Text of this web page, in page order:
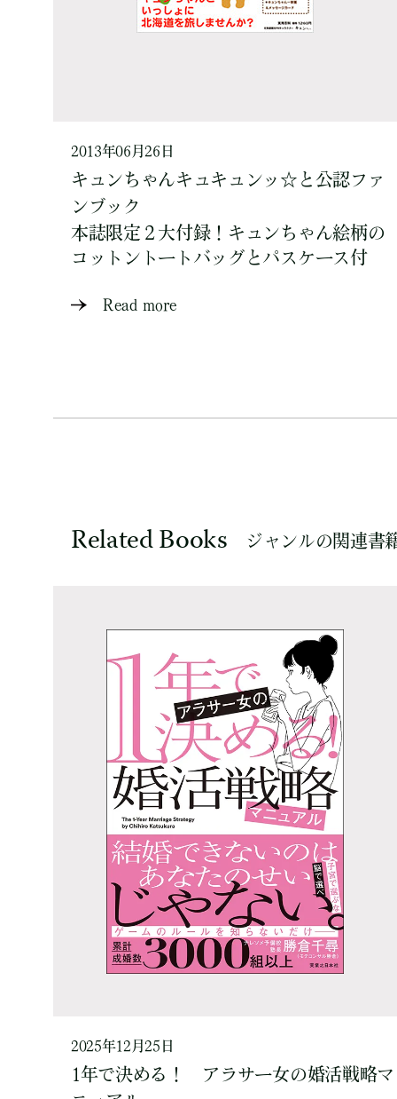
2013年06月26日
キュンちゃんキュキュンッ☆と公認ファ
ンブック
本誌限定２大付録！キュンちゃん絵柄の
コットントートバッグとパスケース付
Read more
Related Books ジャンルの関連書
2025年12月25日
1年で決める！ アラサー女の婚活戦略マ